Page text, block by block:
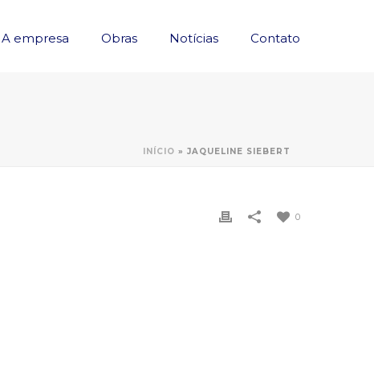
A empresa Obras Notícias Contato
INÍCIO » JAQUELINE SIEBERT
0